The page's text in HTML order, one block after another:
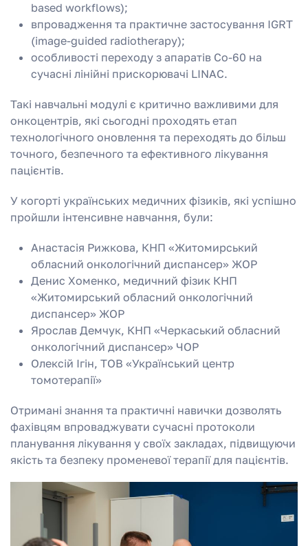
based workflows);
впровадження та практичне застосування IGRT
(image-guided radiotherapy);
особливості переходу з апаратів Co-60 на
сучасні лінійні прискорювачі LINAC.
Такі навчальні модулі є критично важливими для
онкоцентрів, які сьогодні проходять етап
технологічного оновлення та переходять до більш
точного, безпечного та ефективного лікування
пацієнтів.
У когорті українських медичних фізиків, які успішно
пройшли інтенсивне навчання, були:
Анастасія Рижкова, КНП «Житомирський
обласний онкологічний диспансер» ЖОР
Денис Хоменко, медичний фізик КНП
«Житомирський обласний онкологічний
диспансер» ЖОР
Ярослав Демчук, КНП «Черкаський обласний
онкологічний диспансер» ЧОР
Олексій Ігін, ТОВ «Український центр
томотерапії»
Отримані знання та практичні навички дозволять
фахівцям впроваджувати сучасні протоколи
планування лікування у своїх закладах, підвищуючи
якість та безпеку променевої терапії для пацієнтів.